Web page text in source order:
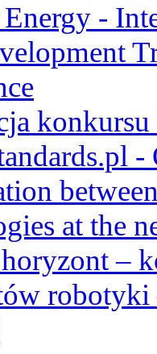
-
konkursu
at the
–